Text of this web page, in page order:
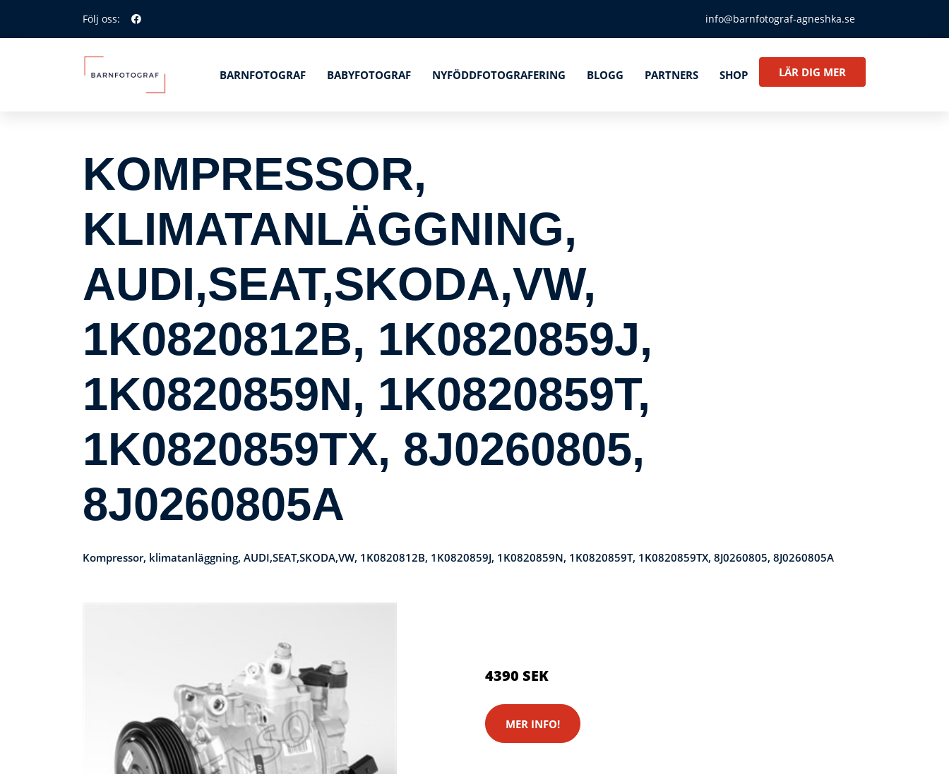
Följ oss: info@barnfotograf-agneshka.se
BARNFOTOGRAF BABYFOTOGRAF NYFÖDDFOTOGRAFERING BLOGG PARTNERS SHOP LÄR DIG MER
KOMPRESSOR,
KLIMATANLÄGGNING,
AUDI,SEAT,SKODA,VW,
1K0820812B, 1K0820859J,
1K0820859N, 1K0820859T,
1K0820859TX, 8J0260805,
8J0260805A
Kompressor, klimatanläggning, AUDI,SEAT,SKODA,VW, 1K0820812B, 1K0820859J, 1K0820859N, 1K0820859T, 1K0820859TX, 8J0260805, 8J0260805A
4390 SEK
MER INFO!